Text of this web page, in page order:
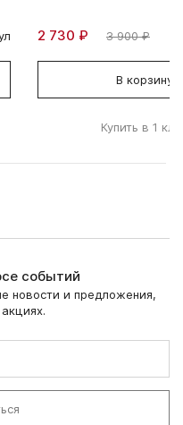
2 730 ₽ 3 900 ₽
В корзину
Купить в 1
событий
новости и предложения,